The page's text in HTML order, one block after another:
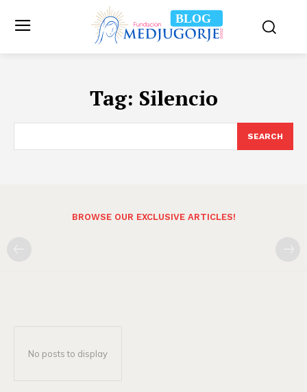
BLOG
Tag: Silencio
SEARCH
BROWSE OUR EXCLUSIVE ARTICLES!
No posts to display